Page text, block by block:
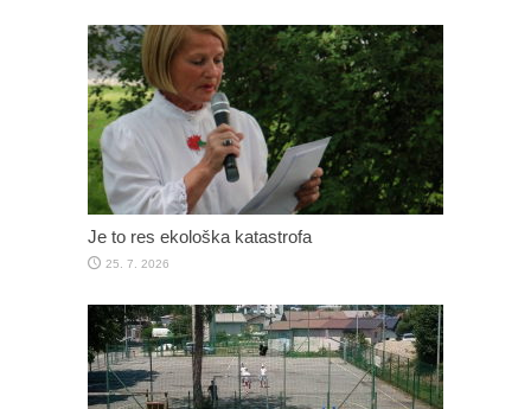
Je to res ekološka katastrofa
25. 7. 2026